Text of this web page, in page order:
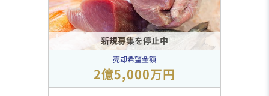
新規募集を停止中
売却希望金額
2億5,000万円